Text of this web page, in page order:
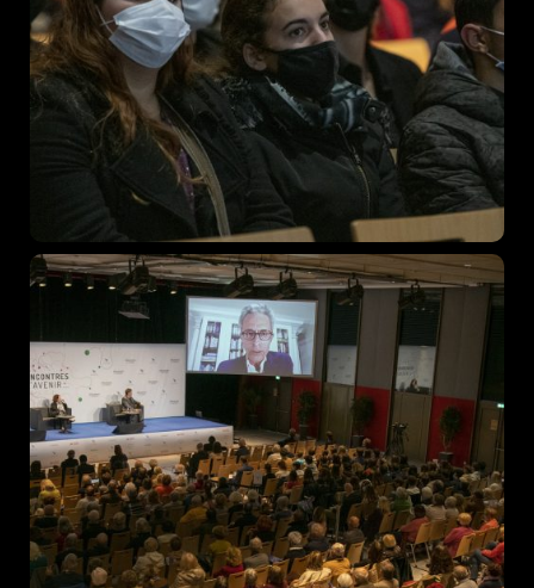
When
Sunday to Wednesday
December 23 to 26, 2022
Where
467 Davidson ave
Los Angeles CA 95716
Get directions